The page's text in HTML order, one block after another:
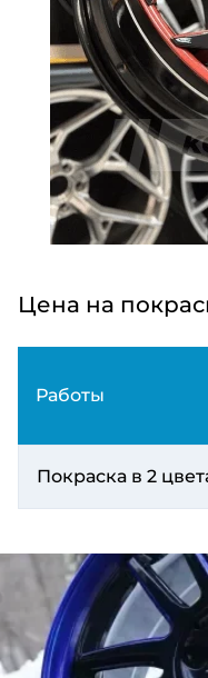
Цена на
Работы
Покраска в 2